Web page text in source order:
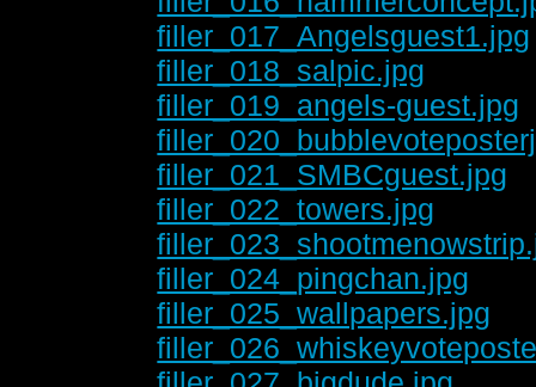
filler_017_Angelsguest1.jpg
filler_018_salpic.jpg
filler_019_angels-guest.jpg
filler_021_SMBCguest.jpg
filler_022_towers.jpg
filler_024_pingchan.jpg
filler_025_wallpapers.jpg